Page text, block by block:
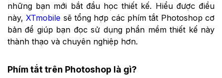
những bạn mới bắt đầu học thiết kế. Hiểu được điều
này, XTmobile sẽ tổng hợp các phím tắt Photoshop cơ
bản để giúp bạn đọc sử dụng phần mềm thiết kế này
thành thạo và chuyên nghiệp hơn.
Phím tắt trên Photoshop là gì?